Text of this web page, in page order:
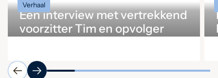
Verhaal
Een interview met vertrekkend
voorzitter Tim en opvolger